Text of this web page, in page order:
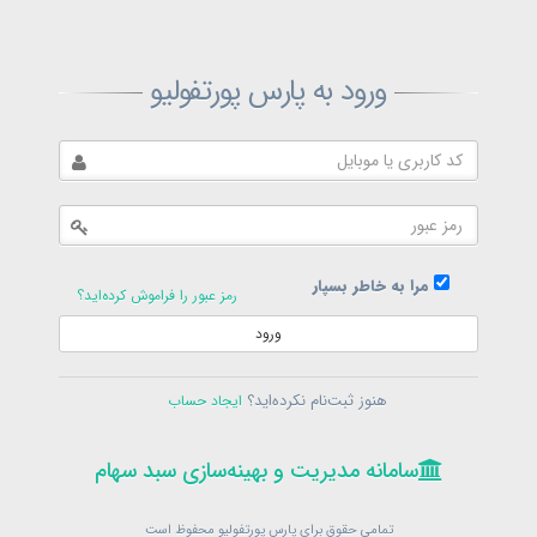
ورود به پارس پورتفولیو
مرا به خاطر بسپار
رمز عبور را فراموش کرده‌اید؟
ورود
هنوز ثبت‌نام نکرده‌اید؟ ایجاد حساب
سامانه مدیریت و بهینه‌سازی سبد سهام
تمامی حقوق برای پارس پورتفولیو محفوظ است
ثبت‌نام پارس پورتفولیو
ثبت‌نام
در حال حاضر عضو هستید؟فرم ورود
سامانه مدیریت و بهینه‌سازی سبد سهام
بازیابی رمز پارس پورتفولیو
در حال حاضر عضو هستید؟
سامانه مدیریت و بهینه‌سازی سبد سهام
تمامی حقوق برای پارس پورتفولیو محفوظ است